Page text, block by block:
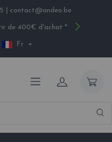
contact@andeo.be
de 400€ d'achat *
Fr